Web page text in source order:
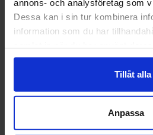
annons- och analysföretag som
Dessa kan i sin tur kombinera
information som du har
Tillåt alla
Anpassa